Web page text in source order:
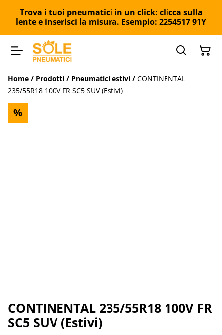
Trova i tuoi pneumatici in un click: clicca sulla
lente e inserisci la misura. Esempio: 2254517 91Y
Home / Prodotti / Pneumatici estivi / CONTINENTAL
235/55R18 100V FR SC5 SUV (Estivi)
%
CONTINENTAL 235/55R18 100V FR
SC5 SUV (Estivi)